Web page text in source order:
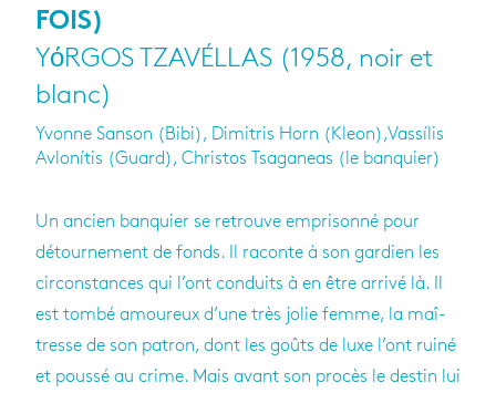
FOIS)
YόRGOS TZAVÉLLAS (1958, noir et
blanc)
Yvonne Sanson (Bibi), Dimitris Horn (Kleon),Vassílis
Avlonítis (Guard), Christos Tsaganeas (le banquier)
Un ancien ban­quier se retrouve empri­sonné pour
détour­ne­ment de fonds. Il raconte à son gar­dien les
cir­cons­tances qui l’ont conduits à en être arrivé là. Il
est tombé amou­reux d’une très jolie femme, la maî­
tresse de son patron, dont les goûts de luxe l’ont ruiné
et poussé au crime. Mais avant son pro­cès le des­tin lui